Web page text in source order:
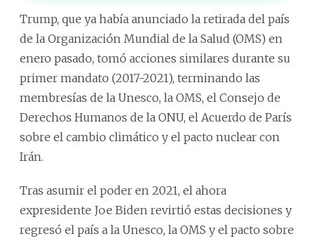
Trump, que ya había anunciado la retirada del país
de la Organización Mundial de la Salud (OMS) en
enero pasado, tomó acciones similares durante su
primer mandato (2017-2021), terminando las
membresías de la Unesco, la OMS, el Consejo de
Derechos Humanos de la ONU, el Acuerdo de París
sobre el cambio climático y el pacto nuclear con
Irán.
Tras asumir el poder en 2021, el ahora
expresidente Joe Biden revirtió estas decisiones y
regresó el país a la Unesco, la OMS y el pacto sobre